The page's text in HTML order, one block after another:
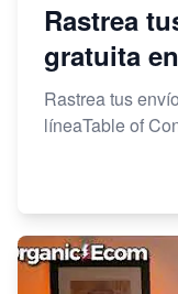
Rastrea
gratuita
Rastrea tus
líneaTable of